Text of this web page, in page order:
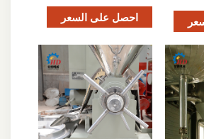
احصل على السعر